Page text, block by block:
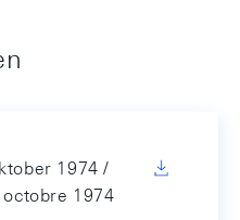
1974 /
1974